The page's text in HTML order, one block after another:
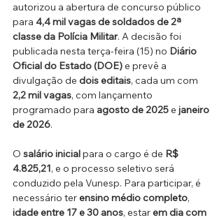
autorizou a abertura de concurso público
para 4,4 mil vagas de soldados de 2ª
classe da Polícia Militar. A decisão foi
publicada nesta terça-feira (15) no Diário
Oficial do Estado (DOE) e prevê a
divulgação de dois editais, cada um com
2,2 mil vagas, com lançamento
programado para agosto de 2025 e janeiro
de 2026.
O salário inicial para o cargo é de R$
4.825,21, e o processo seletivo será
conduzido pela Vunesp. Para participar, é
necessário ter ensino médio completo,
idade entre 17 e 30 anos, estar em dia com